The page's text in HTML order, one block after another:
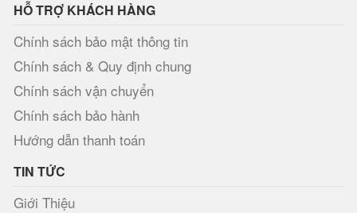
HỖ TRỢ KHÁCH HÀNG
Chính sách bảo mật thông tin
Chính sách & Quy định chung
Chính sách vận chuyển
Chính sách bảo hành
Hướng dẫn thanh toán
TIN TỨC
Giới Thiệu